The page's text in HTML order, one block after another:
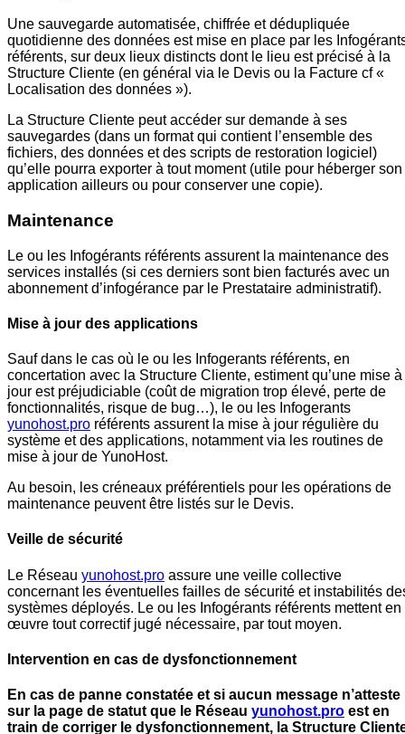
Une sauvegarde automatisée, chiffrée et dédupliquée
quotidienne des données est mise en place par les
référents, sur deux lieux distincts dont le lieu est précisé à la
Structure Cliente (en général via le Devis ou la Facture cf «
Localisation des données »).
La Structure Cliente peut accéder sur demande à ses
sauvegardes (dans un format qui contient l’ensemble des
fichiers, des données et des scripts de restoration logiciel)
qu’elle pourra exporter à tout moment (utile pour héberger son
application ailleurs ou pour conserver une copie).
Maintenance
Le ou les Infogérants référents assurent la maintenance des
services installés (si ces derniers sont bien facturés avec un
abonnement d’infogérance par le Prestataire administratif).
Mise à jour des applications
Sauf dans le cas où le ou les Infogerants référents, en
concertation avec la Structure Cliente, estiment qu’une mise à
jour est préjudiciable (coût de migration trop élevé, perte de
fonctionnalités, risque de bug…), le ou les Infogerants
yunohost.pro référents assurent la mise à jour régulière du
système et des applications, notamment via les routines de
mise à jour de YunoHost.
Au besoin, les créneaux préférentiels pour les opérations de
maintenance peuvent être listés sur le Devis.
Veille de sécurité
Le Réseau yunohost.pro assure une veille collective
concernant les éventuelles failles de sécurité et instabilités
systèmes déployés. Le ou les Infogérants référents mettent en
œuvre tout correctif jugé nécessaire, par tout moyen.
Intervention en cas de dysfonctionnement
En cas de panne constatée et si aucun message n’atteste
sur la page de statut que le Réseau yunohost.pro est en
train de corriger le dysfonctionnement, la Structure